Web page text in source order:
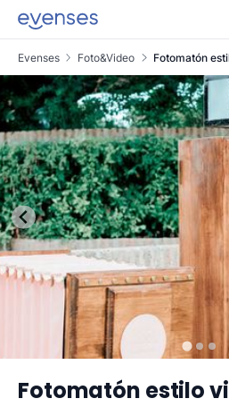
Evenses Foto&Video Fotomatón
Fotomatón estilo